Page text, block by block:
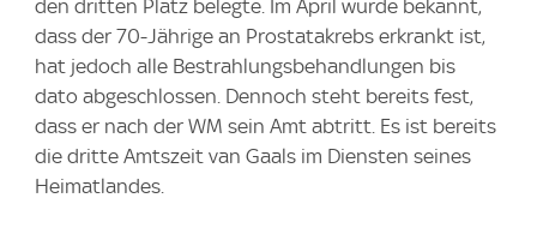
den dritten Platz belegte. Im April wurde bekannt,
dass der 70-Jährige an Prostatakrebs erkrankt ist,
hat jedoch alle Bestrahlungsbehandlungen bis
dato abgeschlossen. Dennoch steht bereits fest,
dass er nach der WM sein Amt abtritt. Es ist bereits
die dritte Amtszeit van Gaals im Diensten seines
Heimatlandes.